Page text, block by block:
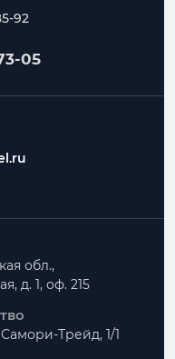
92
05
обл.,
д. 1, оф. 215
Самори-Трейд, 1/1